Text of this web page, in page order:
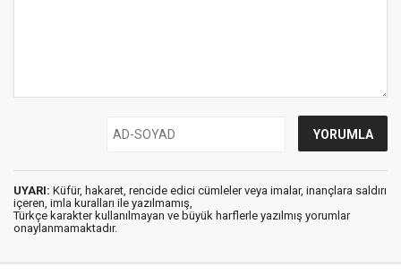
UYARI: Küfür, hakaret, rencide edici cümleler veya imalar, inançlara saldırı
içeren, imla kuralları ile yazılmamış,
Türkçe karakter kullanılmayan ve büyük harflerle yazılmış yorumlar
onaylanmamaktadır.